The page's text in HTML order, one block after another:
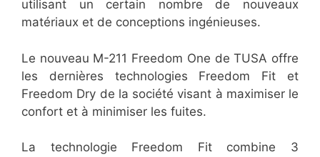
utilisant un certain nombre de nouveaux
matériaux et de conceptions ingénieuses.
Le nouveau M-211 Freedom One de TUSA offre
les dernières technologies Freedom Fit et
Freedom Dry de la société visant à maximiser le
confort et à minimiser les fuites.​
La technologie Freedom Fit combine 3